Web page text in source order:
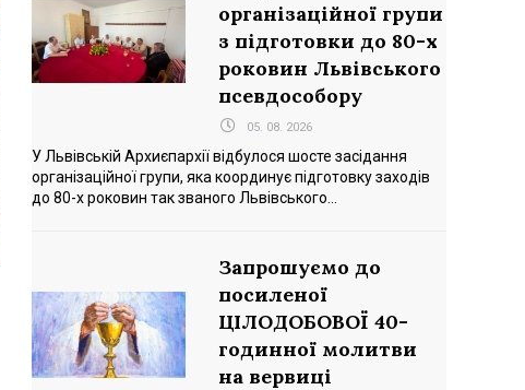
організаційної групи
з підготовки до 80-х
роковин Львівського
псевдособору
05. 08. 2026
У Львівській Архиєпархії відбулося шосте засідання
організаційної групи, яка координує підготовку заходів
до 80-х роковин так званого Львівського...
Запрошуємо до
посиленої
ЦІЛОДОБОВОЇ 40-
годинної молитви
на вервиці